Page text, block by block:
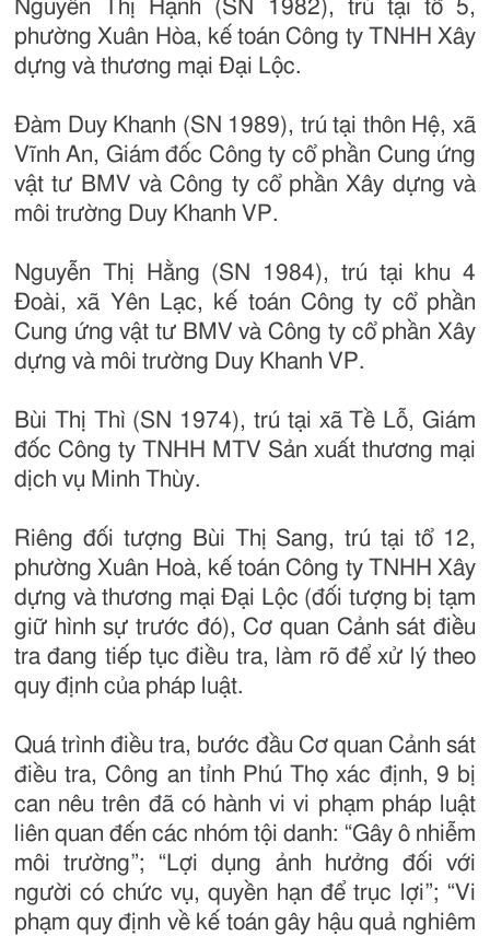
Nguyễn Thị Hạnh (SN 1982), trú tại tổ 5,
phường Xuân Hòa, kế toán Công ty TNHH Xây
dựng và thương mại Đại Lộc.
Đàm Duy Khanh (SN 1989), trú tại thôn Hệ, xã
Vĩnh An, Giám đốc Công ty cổ phần Cung ứng
vật tư BMV và Công ty cổ phần Xây dựng và
môi trường Duy Khanh VP.
Nguyễn Thị Hằng (SN 1984), trú tại khu 4
Đoài, xã Yên Lạc, kế toán Công ty cổ phần
Cung ứng vật tư BMV và Công ty cổ phần Xây
dựng và môi trường Duy Khanh VP.
Bùi Thị Thì (SN 1974), trú tại xã Tề Lỗ, Giám
đốc Công ty TNHH MTV Sản xuất thương mại
dịch vụ Minh Thùy.
Riêng đối tượng Bùi Thị Sang, trú tại tổ 12,
phường Xuân Hoà, kế toán Công ty TNHH Xây
dựng và thương mại Đại Lộc (đối tượng bị tạm
giữ hình sự trước đó), Cơ quan Cảnh sát điều
tra đang tiếp tục điều tra, làm rõ để xử lý theo
quy định của pháp luật.
Quá trình điều tra, bước đầu Cơ quan Cảnh sát
điều tra, Công an tỉnh Phú Thọ xác định, 9 bị
can nêu trên đã có hành vi vi phạm pháp luật
liên quan đến các nhóm tội danh: “Gây ô nhiễm
môi trường”; “Lợi dụng ảnh hưởng đối với
người có chức vụ, quyền hạn để trục lợi”; “Vi
phạm quy định về kế toán gây hậu quả nghiêm